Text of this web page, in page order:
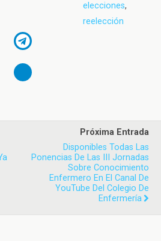
elecciones,
reelección
Próxima Entrada
Disponibles Todas Las
Ponencias De Las III Jornadas
Sobre Conocimiento
Enfermero En El Canal De
YouTube Del Colegio De
Enfermería